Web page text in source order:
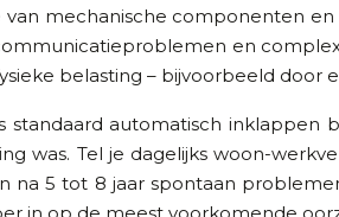
van mechanische componenten
en
belasting – bijvoorbeeld
standaard automatisch
was. Tel je dagelijks woon-
na 5 tot 8 jaar spontaan